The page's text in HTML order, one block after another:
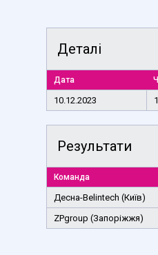
Деталі
Дата
10.12.2023
Результати
Команда
Десна-Belintech (Київ)
ZPgroup (Запоріжжя)